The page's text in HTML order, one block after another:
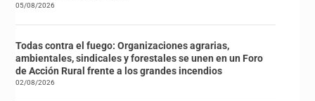
05/08/2026
Todas contra el fuego: Organizaciones agrarias,
ambientales, sindicales y forestales se unen en un Foro
de Acción Rural frente a los grandes incendios
02/08/2026